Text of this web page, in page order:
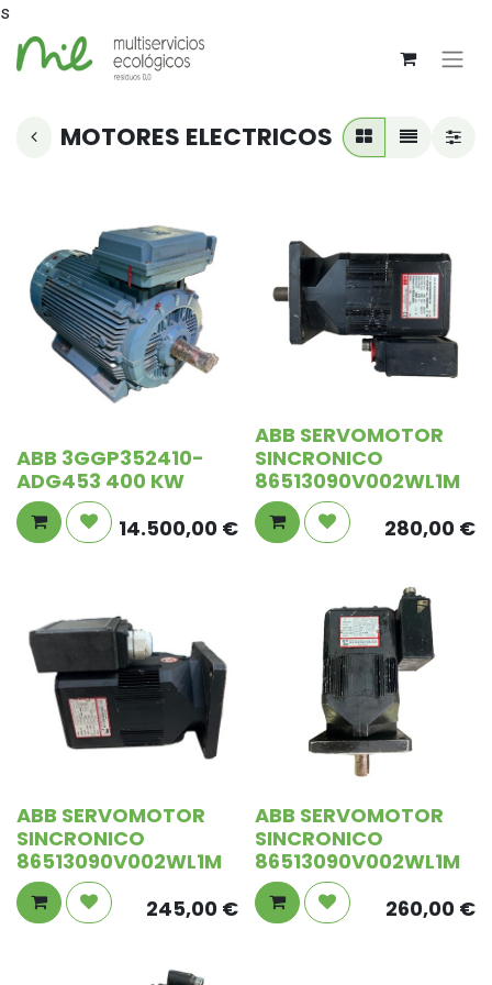
s
MOTORES ELECTRICOS
ABB 3GGP352410-
ADG453 400 KW
14.500,00€
ABB SERVOMOTOR
SINCRONICO
86513090V002WL1M
280,00 €
ABB SERVOMOTOR
SINCRONICO
86513090V002WL1M
245,00€
ABB SERVOMOTOR
SINCRONICO
86513090V002WL1M
260,00 €